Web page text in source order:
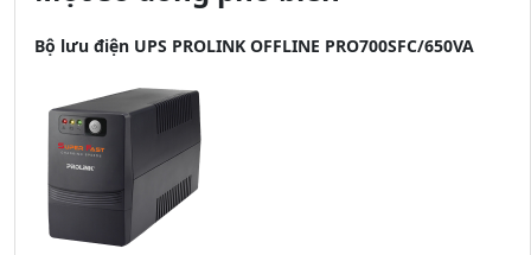
Bộ lưu điện UPS PROLINK OFFLINE PRO700SFC/650VA